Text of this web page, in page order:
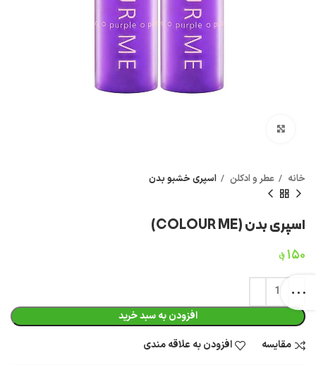
خانه عطر و ادکلن اسپری خشبو بدن
اسپری بدن (COLOUR ME)
۱۵۰؋
افزودن به سبد خرید
مقایسه
افزودن به علاقه مندی